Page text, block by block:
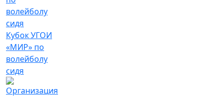
Кубок УГОИ
«МИР» по
волейболу
сидя